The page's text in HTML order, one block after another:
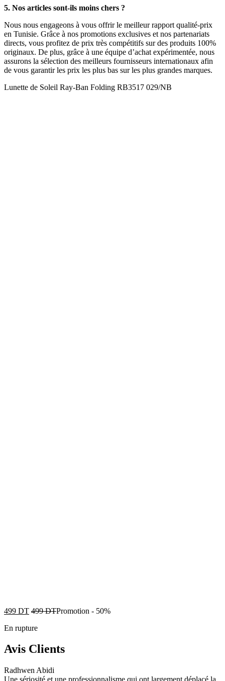
5. Nos articles sont-ils moins chers ?
Nous nous engageons à vous offrir le meilleur rapport qualité-prix
en Tunisie. Grâce à nos promotions exclusives et nos partenariats
directs, vous profitez de prix très compétitifs sur des produits 100%
originaux. De plus, grâce à une équipe d’achat expérimentée, nous
assurons la sélection des meilleurs fournisseurs internationaux afin
de vous garantir les prix les plus bas sur les plus grandes marques.
Lunette de Soleil Ray-Ban Folding RB3517 029/NB
499 DT 499DTPromotion - 50%
En rupture
Avis Clients
Radhwen Abidi